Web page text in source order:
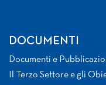
DOCUMENTI
Documenti e
Il Terzo Settore e gli